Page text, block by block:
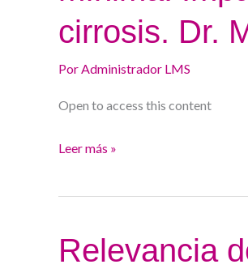
Dr.
cirrosis. Dr.
PorAdministrador LMS
Open to access this content
encefalopatía
mínima.
Impacto
la
de
cirrosis.
Dr.
Leer más »
Relevancia
Relevancia
de